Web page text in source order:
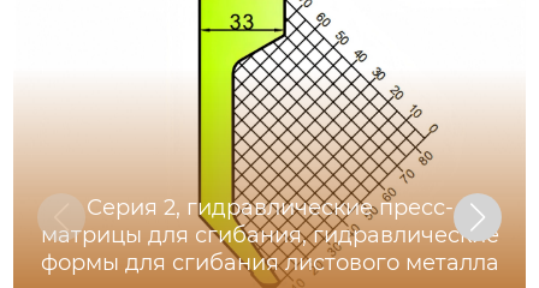
Серия 2, гидравлические пресс-
матрицы для сгибания, гидравлические
формы для сгибания листового металла